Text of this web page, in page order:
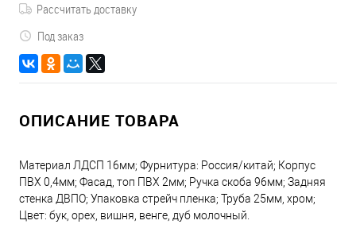
Рассчитать доставку
Под заказ
ОПИСАНИЕ ТОВАРА
Материал ЛДСП 16мм; Фурнитура: Россия/китай; Корпус
ПВХ 0,4мм; Фасад, топ ПВХ 2мм; Ручка скоба 96мм; Задняя
стенка ДВПО; Упаковка стрейч пленка; Труба 25мм, хром;
Цвет: бук, орех, вишня, венге, дуб молочный.